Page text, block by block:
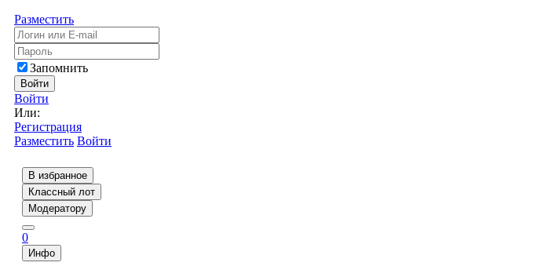
Разместить
Запомнить
Войти
Войти
Или:
Регистрация
Разместить Войти
В избранное
Классный лот
Модератору
0
Инфо